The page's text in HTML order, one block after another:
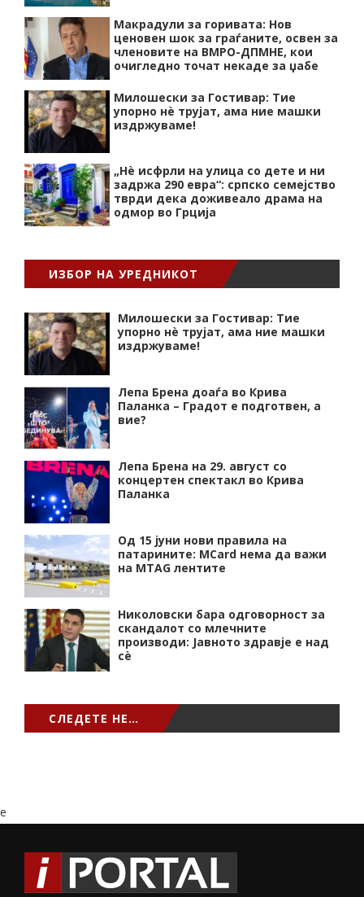
Макрадули за горивата: Нов
ценовен шок за граѓаните, освен за
членовите на ВМРО-ДПМНЕ, кои
очигледно точат некаде за џабе
Милошески за Гостивар: Тие
упорно нѐ трујат, ама ние машки
издржуваме!
„Нѐ исфрли на улица со дете и ни
задржа 290 евра“: српско семејство
тврди дека доживеало драма на
одмор во Грција
ИЗБОР НА УРЕДНИКОТ
Милошески за Гостивар: Тие
упорно нѐ трујат, ама ние машки
издржуваме!
Лепа Брена доаѓа во Крива
Паланка – Градот е подготвен, а
вие?
Лепа Брена на 29. август со
концертен спектакл во Крива
Паланка
Од 15 јуни нови правила на
патарините: MCard нема да важи
на MTAG лентите
Николовски бара одговорност за
скандалот со млечните
производи: Јавното здравје е над
сѐ
СЛЕДЕТЕ НЕ…
e